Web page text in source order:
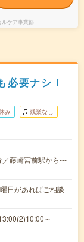
ケア事業部
要ナシ！
み 残業なし
藤崎宮前駅から---
日があればご相談
～